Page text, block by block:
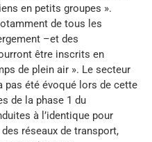
en petits groupes ».
de tous les
–et des
être inscrits en
de plein air ». Le secteur
pas été évoqué lors de cette
de la phase 1 du
à l’identique pour
réseaux de transport,